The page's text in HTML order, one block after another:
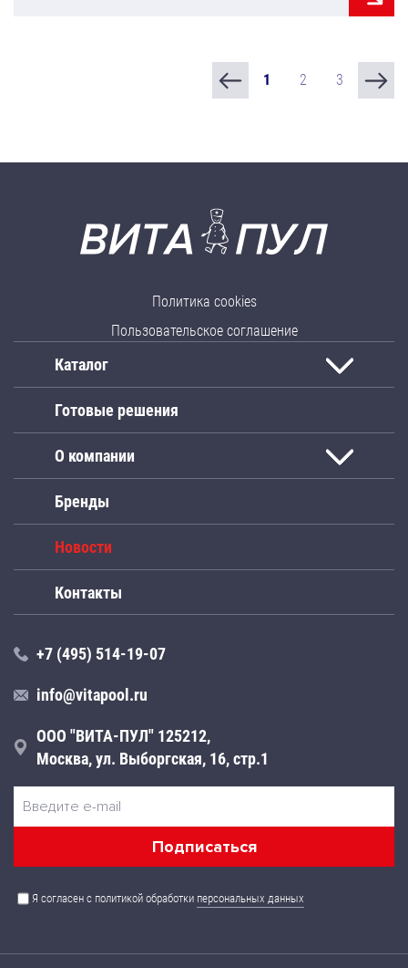
1 2 3
Политика cookies
Пользовательское соглашение
Каталог
Готовые решения
О компании
Бренды
Новости
Контакты
+7 (495) 514-19-07
info@vitapool.ru
ООО "ВИТА-ПУЛ" 125212,
Москва, ул. Выборгская, 16, стр.1
Я согласен с политикой обработки персональных данных